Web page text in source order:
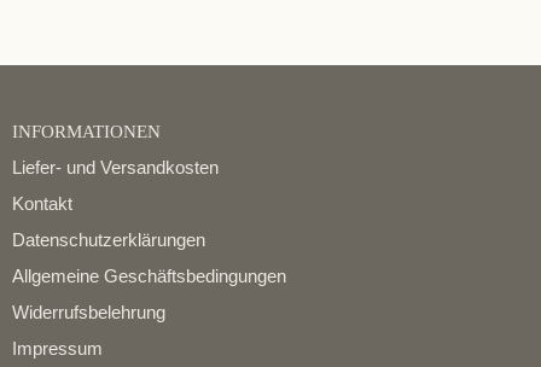
INFORMATIONEN
Liefer- und Versandkosten
Kontakt
Datenschutzerklärungen
Allgemeine Geschäftsbedingungen
Widerrufsbelehrung
Impressum